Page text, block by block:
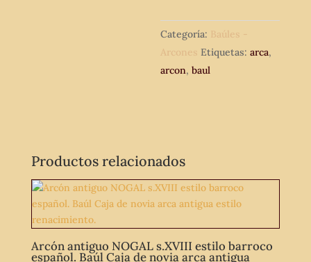
equipaje,
de
piel.
Categoría: Baúles -
Arcones Etiquetas:arca,
arcon,baul
Productos relacionados
Arcón antiguo NOGAL s.XVIII estilo barroco
español. Baúl Caja de novia arca antigua